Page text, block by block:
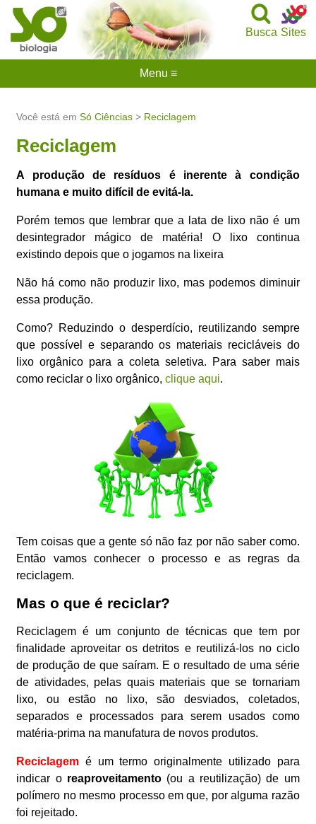
Sites
Busca
Você está emSó Ciências > Reciclagem
Reciclagem
A produção de resíduos é inerente à condição
humana e muito difícil de evitá-la.
Porém temos que lembrar que a lata de lixo não é um
desintegrador mágico de matéria! O lixo continua
existindo depois que o jogamos na lixeira
Não há como não produzir lixo, mas podemos diminuir
essa produção.
Como? Reduzindo o desperdício, reutilizando sempre
que possível e separando os materiais recicláveis do
lixo orgânico para a coleta seletiva. Para saber mais
como reciclar o lixo orgânico,clique aqui.
Tem coisas que a gente só não faz por não saber como.
Então vamos conhecer o processo e as regras da
reciclagem.
Mas o que é reciclar?
Reciclagem é um conjunto de técnicas que tem por
finalidade aproveitar os detritos e reutilizá-los no ciclo
de produção de que saíram. E o resultado de uma série
de atividades, pelas quais materiais que se tornariam
lixo, ou estão no lixo, são desviados, coletados,
separados e processados para serem usados como
matéria-prima na manufatura de novos produtos.
Reciclagem é um termo originalmente utilizado para
indicar o reaproveitamento (ou a reutilização) de um
polímero no mesmo processo em que, por alguma razão
foi rejeitado.